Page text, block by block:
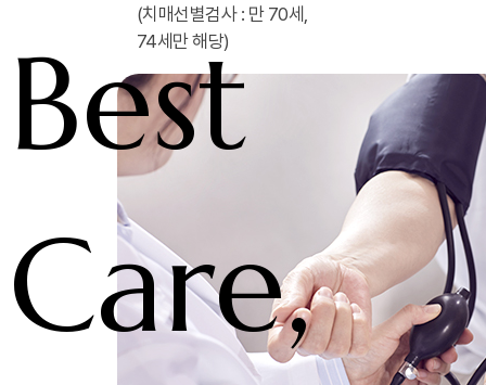
(치매선별검사 : 만 70세,
74세만 해당)
Best
Care,